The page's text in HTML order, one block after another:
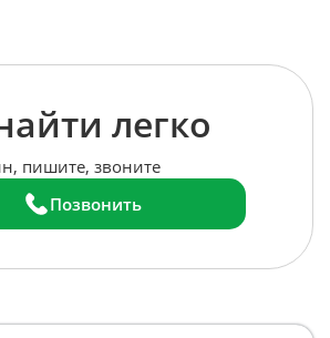
легко
пишите, звоните
Позвонить